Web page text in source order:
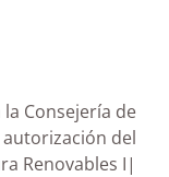
Consejería de
del
Renovables I|